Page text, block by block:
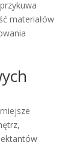
materiałów